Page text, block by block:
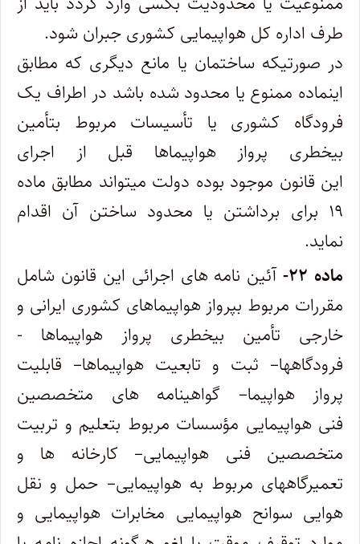
طرف اداره کل هواپیمایی کشوری جبران شود.
در صورتیکه ساختمان یا مانع دیگری که مطابق
اینماده ممنوع یا محدود شده باشد در اطراف یک
فرودگاه کشوری یا تأسیسات مربوط بتأمین
‌بیخطری پرواز هواپیماها قبل از اجرای
این قانون موجود بوده دولت میتواند مطابق ماده
۱۹ برای برداشتن یا محدود ساختن آن اقدام
نماید.
ماده ۲۲-
آئین ‌نامه ‌های اجرائی این قانون شامل
مقررات مربوط بپرواز هواپیماهای کشوری ایرانی و
خارجی تأمین بیخطری پرواز هواپیماها -‌
فرودگاهها– ثبت و تابعیت هواپیماها– قابلیت
پرواز هواپیما– گواهینامه‌ های متخصصین
فنی هواپیمایی مؤسسات مربوط بتعلیم و تربیت‌
متخصصین فنی هواپیمایی– کارخانه‌ ها و
تعمیرگاههای مربوط به هواپیمایی– حمل و نقل
هوایی سوانح هواپیمایی مخابرات هواپیمایی و